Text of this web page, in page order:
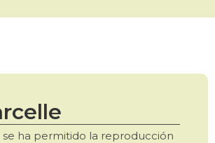
se ha permitido la reproducción